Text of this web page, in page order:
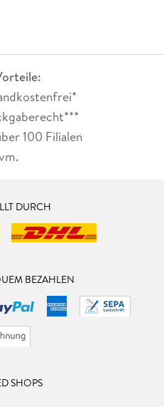
100 Filialen
DURCH
BEZAHLEN
SHOPS